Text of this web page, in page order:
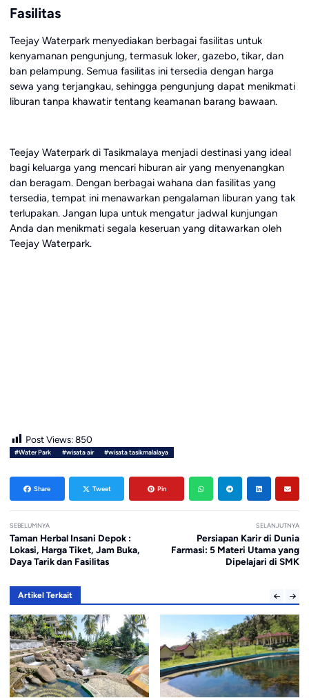
Fasilitas
Teejay Waterpark menyediakan berbagai fasilitas untuk
kenyamanan pengunjung, termasuk loker, gazebo, tikar, dan
ban pelampung. Semua fasilitas ini tersedia dengan harga
sewa yang terjangkau, sehingga pengunjung dapat menikmati
liburan tanpa khawatir tentang keamanan barang bawaan.
Teejay Waterpark di Tasikmalaya menjadi destinasi yang ideal
bagi keluarga yang mencari hiburan air yang menyenangkan
dan beragam. Dengan berbagai wahana dan fasilitas yang
tersedia, tempat ini menawarkan pengalaman liburan yang tak
terlupakan. Jangan lupa untuk mengatur jadwal kunjungan
Anda dan menikmati segala keseruan yang ditawarkan oleh
Teejay Waterpark.
Post Views: 850
#Water Park #wisata air #wisata tasikmalalaya
Share Tweet Pin
SEBELUMNYA
Taman Herbal Insani Depok :
Lokasi, Harga Tiket, Jam Buka,
Daya Tarik dan Fasilitas
SELANJUTNYA
Persiapan Karir di Dunia
Farmasi: 5 Materi Utama yang
Dipelajari di SMK
Artikel Terkait